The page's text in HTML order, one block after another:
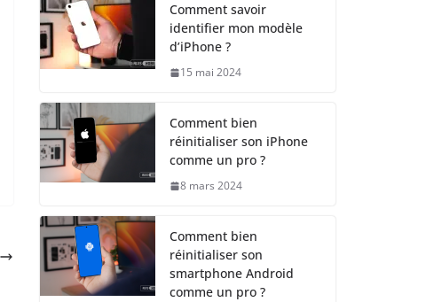
Comment savoir
identifier mon modèle
d’iPhone ?
15 mai 2024
Comment bien
réinitialiser son iPhone
comme un pro ?
8 mars 2024
Comment bien
réinitialiser son
smartphone Android
comme un pro ?